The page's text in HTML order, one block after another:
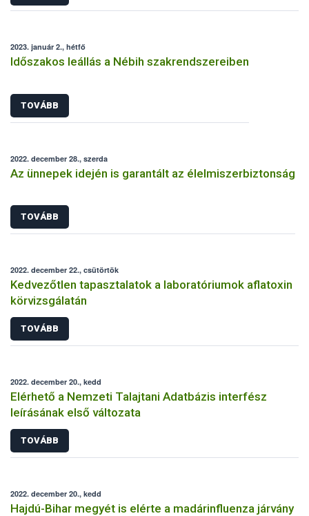
2023. január 2., hétfő
Időszakos leállás a Nébih szakrendszereiben
TOVÁBB
2022. december 28., szerda
Az ünnepek idején is garantált az élelmiszerbiztonság
TOVÁBB
2022. december 22., csütörtök
Kedvezőtlen tapasztalatok a laboratóriumok aflatoxin
körvizsgálatán
TOVÁBB
2022. december 20., kedd
Elérhető a Nemzeti Talajtani Adatbázis interfész
leírásának első változata
TOVÁBB
2022. december 20., kedd
Hajdú-Bihar megyét is elérte a madárinfluenza járvány